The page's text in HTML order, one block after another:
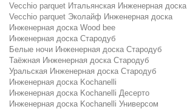
Vecchio parquet Итальянская Инженерная доска
Vecchio parquet Эколайф Инженерная доска
Инженерная доска Wood bee
Инженерная доска Стародуб
Белые ночи Инженерная доска Стародуб
Таёжная Инженерная доска Стародуб
Уральская Инженерная доска Стародуб
Инженерная доска Kochanelli
Инженерная доска Kochanelli Десерто
Инженерная доска Kochanelli Универсом